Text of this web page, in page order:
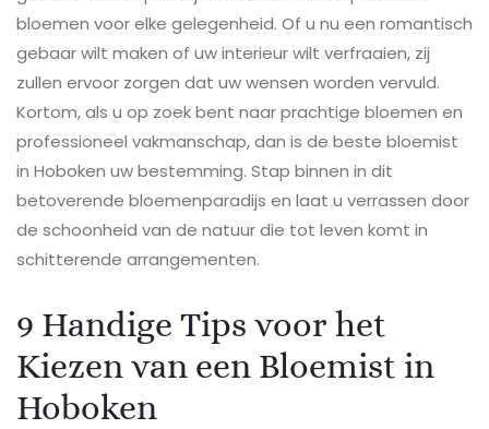
bloemen voor elke gelegenheid. Of u nu een romantisch
gebaar wilt maken of uw interieur wilt verfraaien, zij
zullen ervoor zorgen dat uw wensen worden vervuld.
Kortom, als u op zoek bent naar prachtige bloemen en
professioneel vakmanschap, dan is de beste bloemist
in Hoboken uw bestemming. Stap binnen in dit
betoverende bloemenparadijs en laat u verrassen door
de schoonheid van de natuur die tot leven komt in
schitterende arrangementen.
9 Handige Tips voor het
Kiezen van een Bloemist in
Hoboken